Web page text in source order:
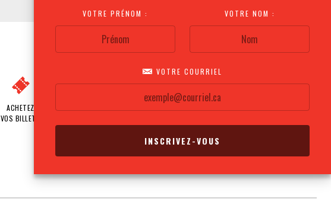
VOTRE PRÉNOM : VOTRE NOM :
VOTRE COURRIEL
ACHETEZ
VOS BILLETS